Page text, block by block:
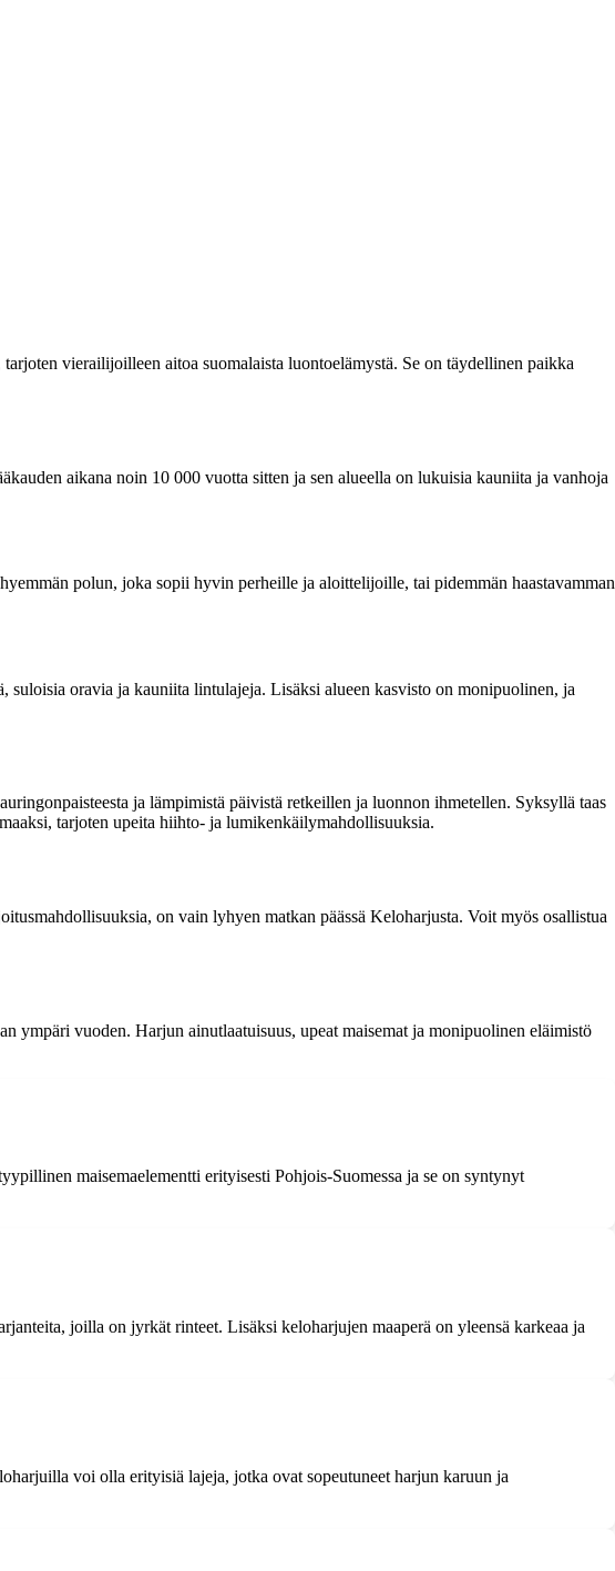
vierailijoilleen aitoa suomalaista luontoelämystä. Se on täydellinen paikka
aikana noin 10 000 vuotta sitten ja sen alueella on lukuisia kauniita ja vanhoja
polun, joka sopii hyvin perheille ja aloittelijoille, tai pidemmän haastavamman
oravia ja kauniita lintulajeja. Lisäksi alueen kasvisto on monipuolinen, ja
ja lämpimistä päivistä retkeillen ja luonnon ihmetellen. Syksyllä taas
tarjoten upeita hiihto- ja lumikenkäilymahdollisuuksia.
on vain lyhyen matkan päässä Keloharjusta. Voit myös osallistua
ympäri vuoden. Harjun ainutlaatuisuus, upeat maisemat ja monipuolinen eläimistö
maisemaelementti erityisesti Pohjois-Suomessa ja se on syntynyt
joilla on jyrkät rinteet. Lisäksi keloharjujen maaperä on yleensä karkeaa ja
voi olla erityisiä lajeja, jotka ovat sopeutuneet harjun karuun ja